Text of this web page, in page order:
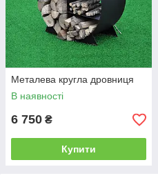
Металева кругла дровниця
В наявності
6 750 ₴
Купити